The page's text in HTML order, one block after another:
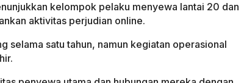
kelompok pelaku menyewa lantai 20 dan
aktivitas perjudian online.
selama satu tahun, namun kegiatan operasional